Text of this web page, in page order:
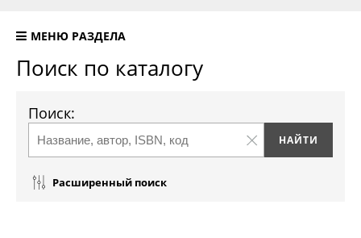
МЕНЮ РАЗДЕЛА
Поиск по каталогу
Поиск:
Расширенный поиск